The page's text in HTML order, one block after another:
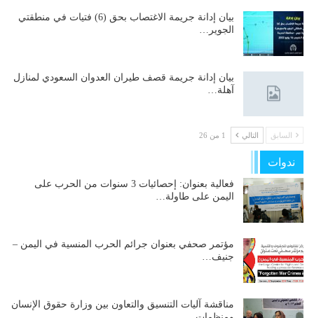
بيان إدانة جريمة الاغتصاب بحق (6) فتيات في منطقتي
الجوير…
بيان إدانة جريمة قصف طيران العدوان السعودي لمنازل
آهلة…
السابق التالي 1 من 26
ندوات
فعالية بعنوان: إحصائيات 3 سنوات من الحرب على
اليمن على طاولة…
مؤتمر صحفي بعنوان جرائم الحرب المنسية في اليمن –
جنيف…
مناقشة آليات التنسيق والتعاون بين وزارة حقوق الإنسان